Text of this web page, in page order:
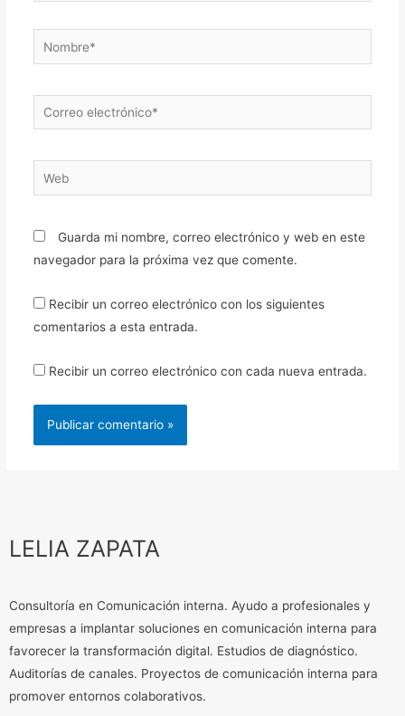
Nombre*
Correo
electrónico*
Web
Guarda mi nombre, correo electrónico y web en este
navegador para la próxima vez que comente.
Recibir un correo electrónico con los siguientes
comentarios a esta entrada.
Recibir un correo electrónico con cada nueva entrada.
LELIA ZAPATA
Consultoría en Comunicación interna. Ayudo a profesionales y
empresas a implantar soluciones en comunicación interna para
favorecer la transformación digital. Estudios de diagnóstico.
Auditorías de canales. Proyectos de comunicación interna para
promover entornos colaborativos.